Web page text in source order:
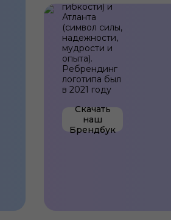
гибкости) и
Атланта
(символ силы,
надежности,
мудрости и
опыта).
Ребрендинг
логотипа был
в 2021 году
Cкачать
наш
Брендбук